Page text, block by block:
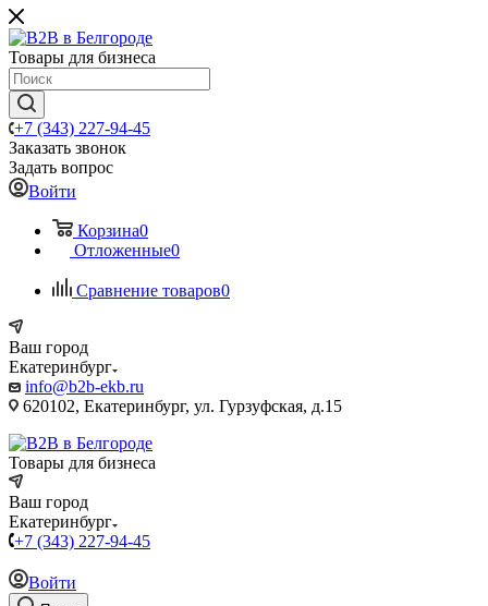
Товары для бизнеса
+7 (343) 227-94-45
Заказать звонок
Задать вопрос
Войти
Корзина0
Отложенные0
Сравнение товаров0
Ваш город
Екатеринбург
info@b2b-ekb.ru
620102, Екатеринбург, ул. Гурзуфская, д.15
Товары для бизнеса
Ваш город
Екатеринбург
+7 (343) 227-94-45
Войти